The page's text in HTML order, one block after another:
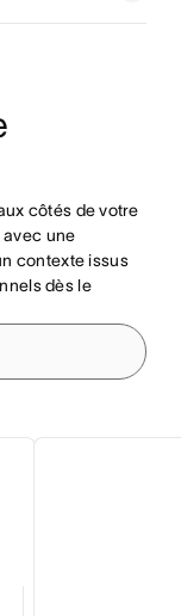
côtés de votre
une
contexte issus
dès le